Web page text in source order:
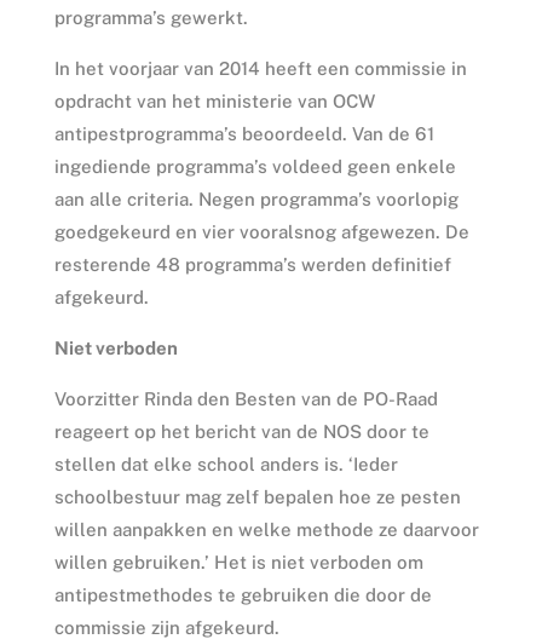
programma’s gewerkt.
In het voorjaar van 2014 heeft een commissie in
opdracht van het ministerie van OCW
antipestprogramma’s beoordeeld. Van de 61
ingediende programma’s voldeed geen enkele
aan alle criteria. Negen programma’s voorlopig
goedgekeurd en vier vooralsnog afgewezen. De
resterende 48 programma’s werden definitief
afgekeurd.
Niet verboden
Voorzitter Rinda den Besten van de PO-Raad
reageert op het bericht van de NOS door te
stellen dat elke school anders is. ‘Ieder
schoolbestuur mag zelf bepalen hoe ze pesten
willen aanpakken en welke methode ze daarvoor
willen gebruiken.’ Het is niet verboden om
antipestmethodes te gebruiken die door de
commissie zijn afgekeurd.